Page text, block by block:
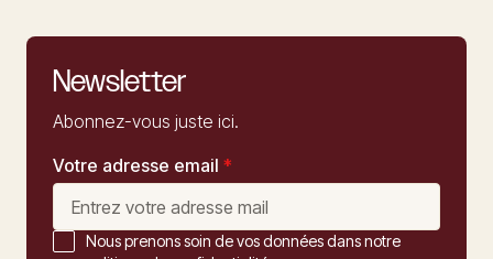
Newsletter
Abonnez-vous juste ici.
Votre adresse email *
Nous prenons soin de vos données dans notre